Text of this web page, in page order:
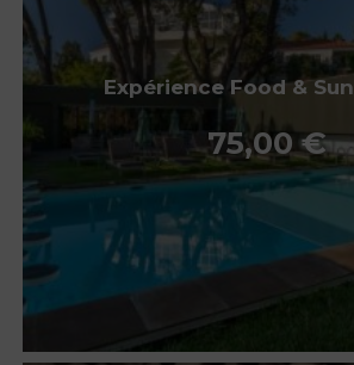
Expérience Food &
75,00€